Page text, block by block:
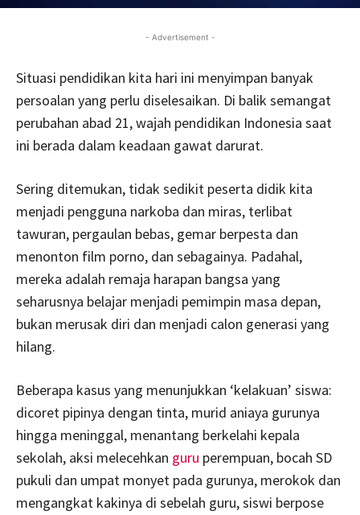
- Advertisement -
Situasi pendidikan kita hari ini menyimpan banyak
persoalan yang perlu diselesaikan. Di balik semangat
perubahan abad 21, wajah pendidikan Indonesia saat
ini berada dalam keadaan gawat darurat.
Sering ditemukan, tidak sedikit peserta didik kita
menjadi pengguna narkoba dan miras, terlibat
tawuran, pergaulan bebas, gemar berpesta dan
menonton film porno, dan sebagainya. Padahal,
mereka adalah remaja harapan bangsa yang
seharusnya belajar menjadi pemimpin masa depan,
bukan merusak diri dan menjadi calon generasi yang
hilang.
Beberapa kasus yang menunjukkan ‘kelakuan’ siswa:
dicoret pipinya dengan tinta, murid aniaya gurunya
hingga meninggal, menantang berkelahi kepala
sekolah, aksi melecehkan guru perempuan, bocah SD
pukuli dan umpat monyet pada gurunya, merokok dan
mengangkat kakinya di sebelah guru, siswi berpose